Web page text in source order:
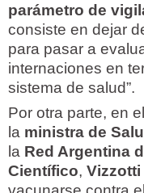
parámetro de
consiste en dejar
para pasar a
internaciones en
sistema de salud”.
Por otra parte, en
la ministra de
la Red Argentina
Científico, Vizzotti